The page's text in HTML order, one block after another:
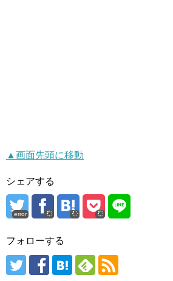
▲画面先頭に移動
シェアする
error
フォローする